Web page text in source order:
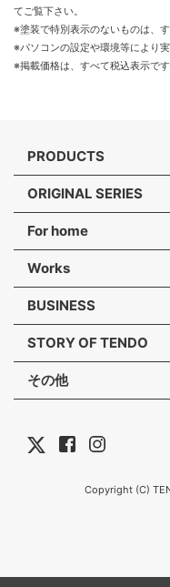
てご覧下さい。
※塗装で特別表示のないものは、
※パソコンの設定や環境等により
※掲載価格は、すべて税込表示です
PRODUCTS
ORIGINAL SERIES
For home
Works
BUSINESS
STORY OF TENDO
その他
Copyright (C)